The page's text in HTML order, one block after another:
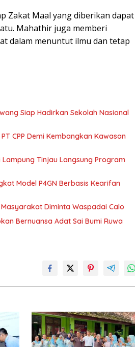
Zakat Maal yang diberikan dapat
Mahathir juga memberi
dalam menuntut ilmu dan tetap
Siap Hadirkan Sekolah Nasional
CPP Demi Kembangkan Kawasan
Tinjau Langsung Program
Model P4GN Berbasis Kearifan
Diminta Waspadai Calo
Bernuansa Adat Sai Bumi Ruwa